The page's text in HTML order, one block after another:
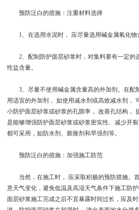
预防泛白的措施：注重材料选择
1、在选用水泥时， 应尽量选用碱金属氧化物
2、配制防护面层砂浆时，对集料要有一定的
性盐含量。
3、尽量不使用碱金属含量高的外加剂。在配
用适宜的外加剂， 如使用减水剂或高效减水剂，
小防护面层砂浆或砂浆的孔隙率， 改善孔结构，
是能够增强防护面层砂浆或砂浆密实性、减少开
都可采用，如防水剂、膨胀剂和早强剂等。
预防泛白的措施：加强施工防范
当然，在施工时， 应采取积极的预防措施。
意天气变化，避免低温及高湿天气条件下施工防
面层砂浆施工完成之后不宜暴露时间过长，应及